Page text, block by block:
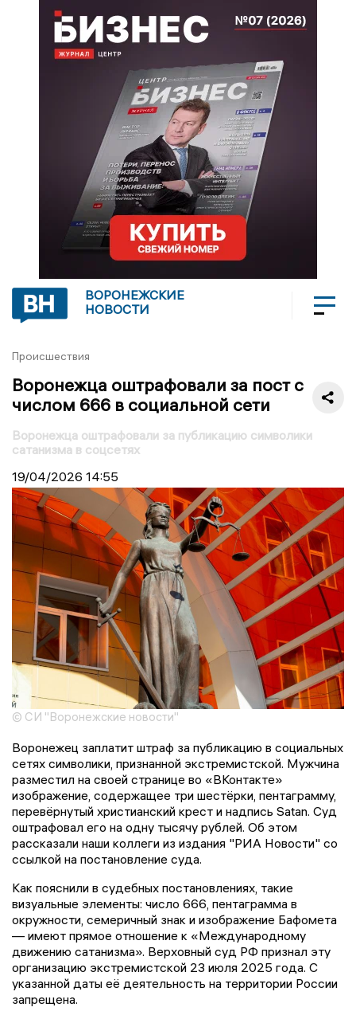
ВОРОНЕЖСКИЕ
НОВОСТИ
Происшествия
Воронежца оштрафовали за пост с
числом 666 в социальной сети
Воронежца оштрафовали за публикацию символики
сатанизма в соцсетях
19/04/2026 14:55
© СИ "Воронежские новости"
Воронежец заплатит штраф за публикацию в социальных
сетях символики, признанной экстремистской. Мужчина
разместил на своей странице во «ВКонтакте»
изображение, содержащее три шестёрки, пентаграмму,
перевёрнутый христианский крест и надпись Satan. Суд
оштрафовал его на одну тысячу рублей. Об этом
рассказали наши коллеги из издания "РИА Новости" со
ссылкой на постановление суда.
Как пояснили в судебных постановлениях, такие
визуальные элементы: число 666, пентаграмма в
окружности, семеричный знак и изображение Бафомета
— имеют прямое отношение к «Международному
движению сатанизма». Верховный суд РФ признал эту
организацию экстремистской 23 июля 2025 года. С
указанной даты её деятельность на территории России
запрещена.